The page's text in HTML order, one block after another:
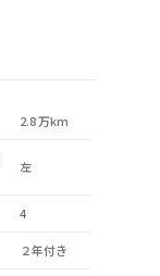
2.8 万km
左
4
２年付き